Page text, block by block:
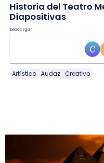
Historia del Teatro
Diapositivas
Descargar
Artístico Audaz Creativo